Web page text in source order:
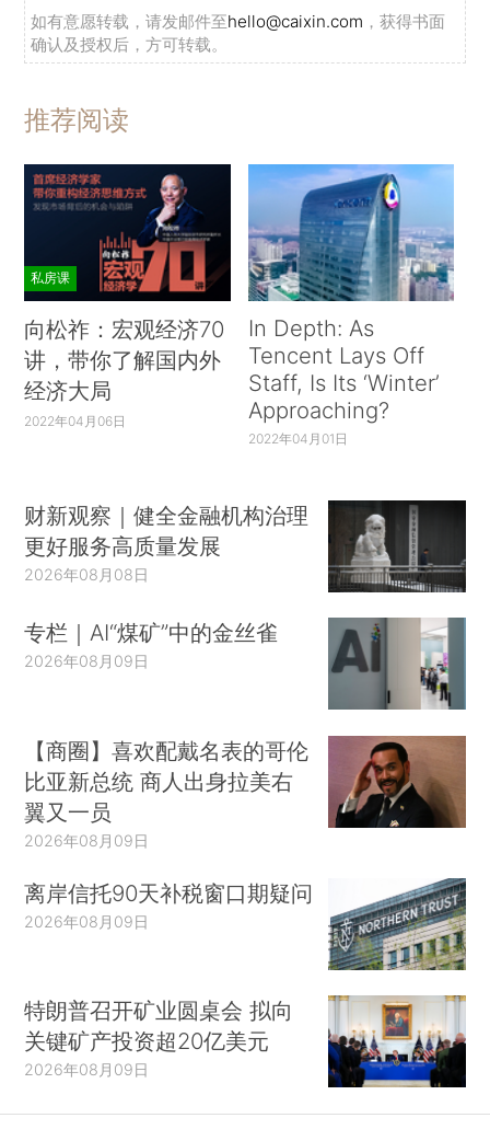
如有意愿转载，请发邮件至hello@caixin.com ，获得书面
确认及授权后，方可转载。
推荐阅读
私房课
向松祚：宏观经济70
讲，带你了解国内外
经济大局
2022年04月06日
In Depth: As
Tencent Lays Off
Staff, Is Its ‘Winter’
Approaching?
2022年04月01日
财新观察｜健全金融机构治理
更好服务高质量发展
2026年08月08日
专栏｜AI“煤矿”中的金丝雀
2026年08月09日
【商圈】喜欢配戴名表的哥伦
比亚新总统 商人出身拉美右
翼又一员
2026年08月09日
离岸信托90天补税窗口期疑问
2026年08月09日
特朗普召开矿业圆桌会 拟向
关键矿产投资超20亿美元
2026年08月09日